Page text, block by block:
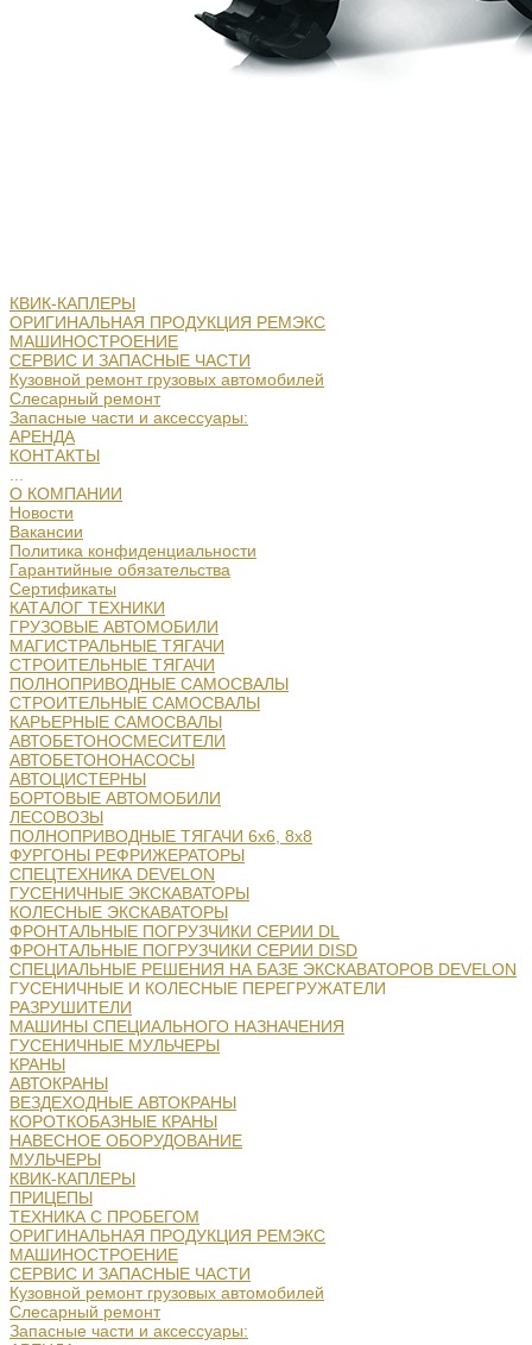
КВИК-КАПЛЕРЫ
ОРИГИНАЛЬНАЯ ПРОДУКЦИЯ РЕМЭКС
МАШИНОСТРОЕНИЕ
СЕРВИС И ЗАПАСНЫЕ ЧАСТИ
Кузовной ремонт грузовых автомобилей
Слесарный ремонт
Запасные части и аксессуары:
АРЕНДА
КОНТАКТЫ
О КОМПАНИИ
Новости
Вакансии
Политика конфиденциальности
Гарантийные обязательства
Сертификаты
КАТАЛОГ ТЕХНИКИ
ГРУЗОВЫЕ АВТОМОБИЛИ
МАГИСТРАЛЬНЫЕ ТЯГАЧИ
СТРОИТЕЛЬНЫЕ ТЯГАЧИ
ПОЛНОПРИВОДНЫЕ САМОСВАЛЫ
СТРОИТЕЛЬНЫЕ САМОСВАЛЫ
КАРЬЕРНЫЕ САМОСВАЛЫ
АВТОБЕТОНОСМЕСИТЕЛИ
АВТОБЕТОНОНАСОСЫ
АВТОЦИСТЕРНЫ
БОРТОВЫЕ АВТОМОБИЛИ
ЛЕСОВОЗЫ
ПОЛНОПРИВОДНЫЕ ТЯГАЧИ 6х6, 8х8
ФУРГОНЫ РЕФРИЖЕРАТОРЫ
СПЕЦТЕХНИКА DEVELON
ГУСЕНИЧНЫЕ ЭКСКАВАТОРЫ
КОЛЕСНЫЕ ЭКСКАВАТОРЫ
ФРОНТАЛЬНЫЕ ПОГРУЗЧИКИ СЕРИИ DL
ФРОНТАЛЬНЫЕ ПОГРУЗЧИКИ СЕРИИ DISD
СПЕЦИАЛЬНЫЕ РЕШЕНИЯ НА БАЗЕ ЭКСКАВАТОРОВ DEVELON
ГУСЕНИЧНЫЕ И КОЛЕСНЫЕ ПЕРЕГРУЖАТЕЛИ
РАЗРУШИТЕЛИ
МАШИНЫ СПЕЦИАЛЬНОГО НАЗНАЧЕНИЯ
ГУСЕНИЧНЫЕ МУЛЬЧЕРЫ
КРАНЫ
АВТОКРАНЫ
ВЕЗДЕХОДНЫЕ АВТОКРАНЫ
КОРОТКОБАЗНЫЕ КРАНЫ
НАВЕСНОЕ ОБОРУДОВАНИЕ
МУЛЬЧЕРЫ
КВИК-КАПЛЕРЫ
ПРИЦЕПЫ
ТЕХНИКА С ПРОБЕГОМ
ОРИГИНАЛЬНАЯ ПРОДУКЦИЯ РЕМЭКС
МАШИНОСТРОЕНИЕ
СЕРВИС И ЗАПАСНЫЕ ЧАСТИ
Кузовной ремонт грузовых автомобилей
Слесарный ремонт
Запасные части и аксессуары: